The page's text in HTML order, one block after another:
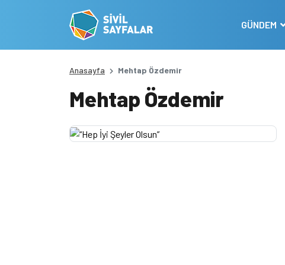
GÜNDEM
Anasayfa Mehtap Özdemir
Mehtap Özdemir